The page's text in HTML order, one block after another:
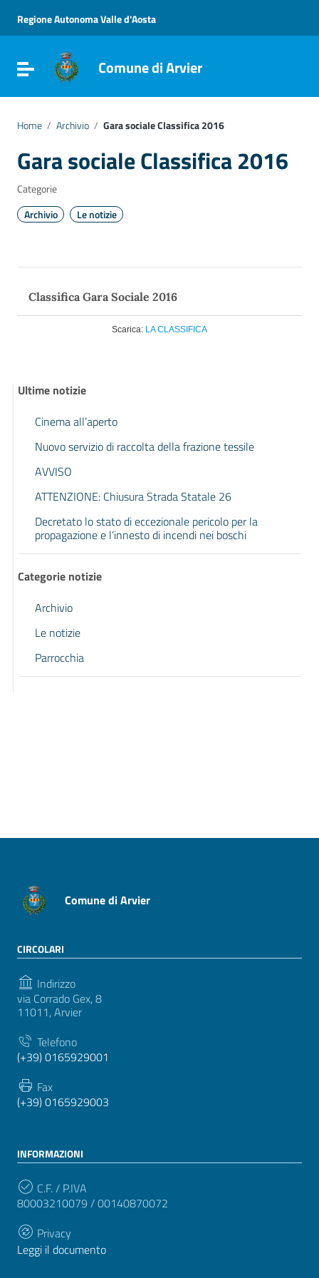
Vai al menu di navigazione
Vai al footer
Regione Autonoma Valle d'Aosta
Attiva / disattiva la navigazione
Comune di Arvier
Home / Archivio / Gara sociale Classifica 2016
Gara sociale Classifica 2016
Categorie
Archivio
Le notizie
Classifica Gara Sociale 2016
Scarica: LA CLASSIFICA
Ultime notizie
Cinema all’aperto
Nuovo servizio di raccolta della frazione tessile
AVVISO
ATTENZIONE: Chiusura Strada Statale 26
Decretato lo stato di eccezionale pericolo per la
propagazione e l’innesto di incendi nei boschi
Categorie notizie
Archivio
Le notizie
Parrocchia
Comune di Arvier
CIRCOLARI
Indirizzo
via Corrado Gex, 8
11011, Arvier
Telefono
(+39) 0165929001
Fax
(+39) 0165929003
INFORMAZIONI
C.F. / P.IVA
80003210079 / 00140870072
Privacy
Leggi il documento